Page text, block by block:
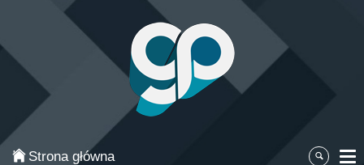
Strona główna
Categories
Najpopularniejsze
Gry zręcznościowe
Gry akcji